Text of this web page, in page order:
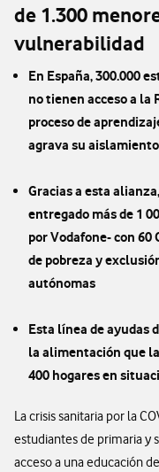
de 1.300
vulnerabilidad
En España, 300.000
no tienen acceso a la
proceso de
agrava su
Gracias a esta
entregado más de 1
por Vodafone- con 60
de pobreza y
autónomas
Esta línea de ayudas
la alimentación que
400 hogares en
La crisis sanitaria por la
estudiantes de primaria y
acceso a una educación